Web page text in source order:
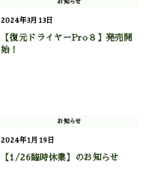
お知らせ
2024年3月13日
【復元ドライヤーPro８】発売開
始！
お知らせ
2024年1月19日
【1/26臨時休業】のお知らせ